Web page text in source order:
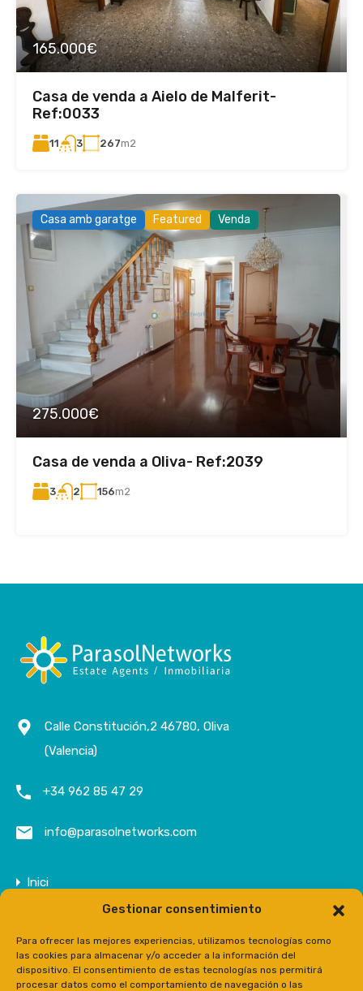
Gestionar consentimiento
Para ofrecer las mejores experiencias, utilizamos tecnologías como
las cookies para almacenar y/o acceder a la información del
dispositivo. El consentimiento de estas tecnologías nos permitirá
procesar datos como el comportamiento de navegación o las
165.000€
Casa de venda a Aielo de Malferit-
Ref:0033
11 3 267m2
Casa amb garatge Featured Venda
275.000€
Casa de venda a Oliva- Ref:2039
3 2 156m2
Calle Constitución,2 46780, Oliva
(Valencia)
+34 962 85 47 29
info@parasolnetworks.com
Inici
Propietats
Contacte